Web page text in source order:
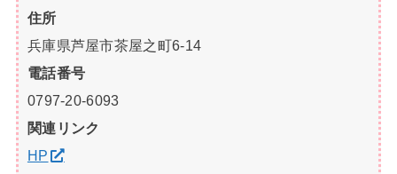
住所
兵庫県芦屋市茶屋之町6-14
電話番号
0797-20-6093
関連リンク
HP